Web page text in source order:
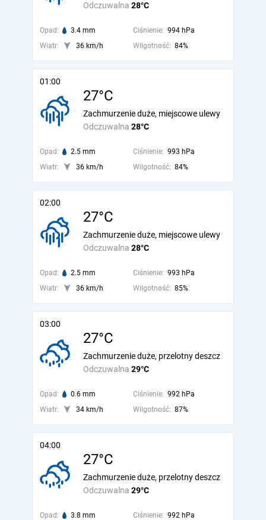
Odczuwalna 28°C
Opad: 3.4 mm Ciśnienie: 994 hPa
Wiatr:
36 km/h Wilgotność: 84%
01:00
27°C
Odczuwalna 28°C
Zachmurzenie duże, miejscowe ulewy
Opad: 2.5 mm Ciśnienie: 993 hPa
Wiatr:
36 km/h Wilgotność: 84%
02:00
27°C
Odczuwalna 28°C
Zachmurzenie duże, miejscowe ulewy
Opad: 2.5 mm Ciśnienie: 993 hPa
Wiatr:
36 km/h Wilgotność: 85%
03:00
27°C
Odczuwalna 29°C
Zachmurzenie duże, przelotny deszcz
Opad: 0.6 mm Ciśnienie: 992 hPa
Wiatr:
34 km/h Wilgotność: 87%
04:00
27°C
Odczuwalna 29°C
Zachmurzenie duże, przelotny deszcz
Opad: 3.8 mm Ciśnienie: 992 hPa